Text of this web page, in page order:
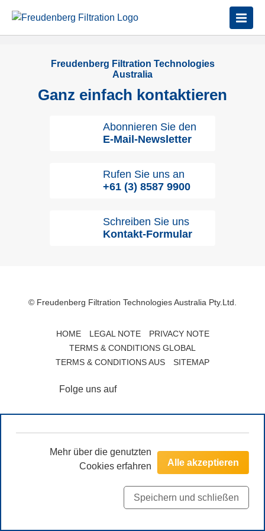
Freudenberg Filtration Technologies
Australia
Ganz einfach kontaktieren
Abonnieren Sie den
E-Mail-Newsletter
Rufen Sie uns an
+61 (3) 8587 9900
Schreiben Sie uns
Kontakt-Formular
© Freudenberg Filtration Technologies Australia Pty.Ltd.
HOME LEGAL NOTE
PRIVACY NOTE
TERMS & CONDITIONS GLOBAL
TERMS & CONDITIONS AUS
SITEMAP
Folge uns auf
Alle akzeptieren
Speichern und schließen
Mehr über die genutzten
Cookies erfahren